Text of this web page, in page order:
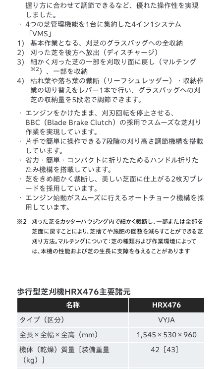
握り方に合わせて調節できるなど、優れた操作性を実現
しました。
・
4つの芝管理機能を1台に集約した4イン1システム
「VMS」
1)
基本作業となる、刈芝のグラスバッグへの全収納
2)
刈った芝を後方へ放出（ディスチャージ）
3)
細かく刈った芝の一部を刈取り面に戻し（マルチング
※2 ）、一部を収納
4)
枯れ葉や落ち葉の裁断（リーフシュレッダー）・収納作
業の切り替えをレバー1本で行い、グラスバッグへの刈
芝の収納量を5段階で調節できます。
・
エンジンをかけたまま、刈刃回転を停止させる、
BBC（Blade Brake Clutch）の採用でスムーズな芝刈り
作業を実現しています。
・
片手で簡単に操作できる7段階の刈り高さ調節機構を搭載
しています。
・
省力・簡単・コンパクトに折りたためるハンドル折りた
たみ機構を搭載しています。
・
芝をきめ細かく裁断し、美しい芝面に仕上がる2枚刃ブレ
ードを採用しています。
・
エンジン始動がスムーズに行えるオートチョーク機構を採
用しています。
※2
刈った芝をカッターハウジング内で細かく裁断し、一部または全部を
芝面に戻すことにより、芝捨てや施肥の回数を減らすことができる芝
刈り方法。マルチングについて：芝の種類および作業環境によって
は、本機の性能および芝の生長に支障を与えることがあります
歩行型芝刈機HRX476主要諸元
名称 HRX476
タイプ（区分） VYJA
全長×全幅×全高（mm） 1,545×530×960
機体（乾燥）質量［装備重量
（kg）］
42［43］